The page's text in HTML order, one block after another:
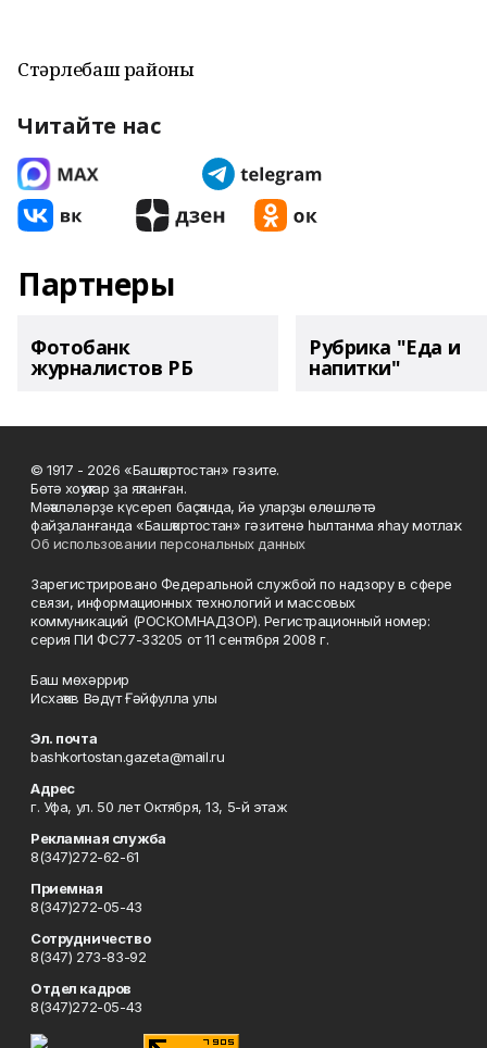
Стәрлебаш районы
Читайте нас
Партнеры
Фотобанк
журналистов РБ
Рубрика "Еда и
напитки"
© 1917 - 2026 «Башҡортостан» гәзите.
Бөтә хоҡуҡтар ҙа яҡланған.
Мәҡәләләрҙе күсереп баҫҡанда, йә уларҙы өлөшләтә
файҙаланғанда «Башҡортостан» гәзитенә һылтанма яһау мотлаҡ.
Об использовании персональных данных
Зарегистрировано Федеральной службой по надзору в сфере
связи, информационных технологий и массовых
коммуникаций (РОСКОМНАДЗОР). Регистрационный номер:
серия ПИ ФС77-33205 от 11 сентября 2008 г.
Баш мөхәррир
Исхаҡов Вәдүт Ғәйфулла улы
Эл. почта
bashkortostan.gazeta@mail.ru
Адрес
г. Уфа, ул. 50 лет Октября, 13, 5-й этаж
Рекламная служба
8(347)272-62-61
Приемная
8(347)272-05-43
Сотрудничество
8(347) 273-83-92
Отдел кадров
8(347)272-05-43